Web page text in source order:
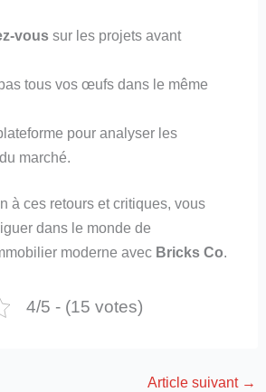
voussur les projets avant
tous vos œufs dans le même
pour analyser les
marché.
à ces retours et critiques, vous
dans le monde de
moderne avec Bricks Co.
4/5 - (15 votes)
Article suivant →